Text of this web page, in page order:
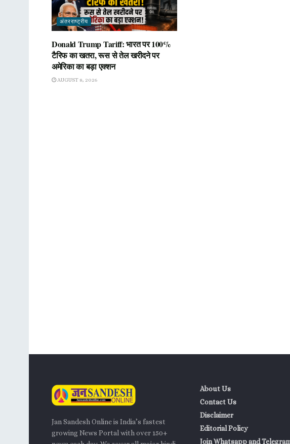
अंतरराष्ट्रीय
Donald Trump Tariff: भारत पर 100%
टैरिफ का खतरा, रूस से तेल खरीदने पर
अमेरिका का बड़ा एक्शन
AUGUST 8, 2026
Jan Sandesh Online is India’s fastest
growing News Portal with over 150+
About Us
Contact Us
Disclaimer
Editorial Policy
Join Whatsapp and